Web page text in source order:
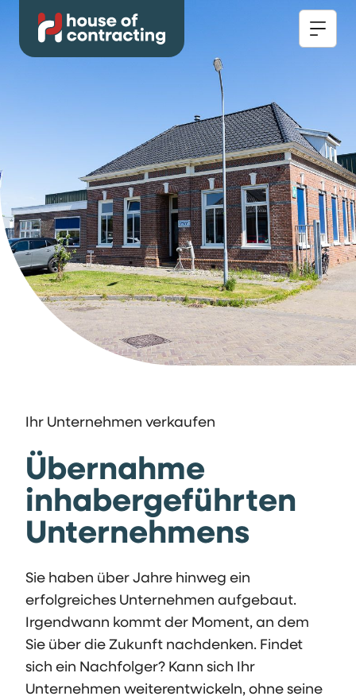
Ihr Unternehmen verkaufen
Übernahme
inhabergeführten
Unternehmens
Sie haben über Jahre hinweg ein
erfolgreiches Unternehmen aufgebaut.
Irgendwann kommt der Moment, an dem
Sie über die Zukunft nachdenken. Findet
sich ein Nachfolger? Kann sich Ihr
Unternehmen weiterentwickeln, ohne seine